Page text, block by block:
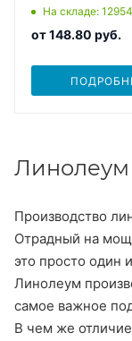
На складе:
от148.80 руб.
Линолеум
Производство
Отрадный на
это просто один
Линолеум
самое важное
В чем же